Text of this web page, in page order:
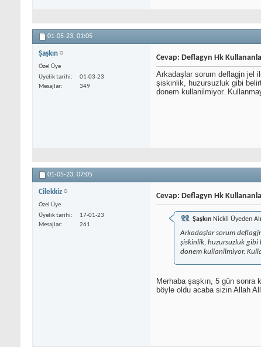
01-05-23, 01:05
Şaşkın
Özel Üye
Üyelik tarihi
01-03-23
Mesajlar
349
Cevap: Deflagyn Hk
Arkadaşlar sorum deflagjn jel
şiskinlik, huzursuzluk gibi
donem kullanilmiyor.
01-05-23, 07:05
Cilekkiz
Özel Üye
Üyelik tarihi
17-01-23
Mesajlar
261
Cevap: Deflagyn Hk
Şaşkın Nickli Üyeden
Arkadaşlar sorum
şiskinlik, huzursuzluk gibi
donem kullanilmiyor.
Merhaba şaşkın, 5 gün sonra
böyle oldu acaba sizin Allah